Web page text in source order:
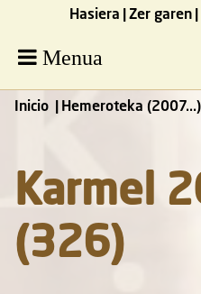
Hasiera Zer garen
Menua
Inicio Hemeroteka (2007...)
Karmel
(326)